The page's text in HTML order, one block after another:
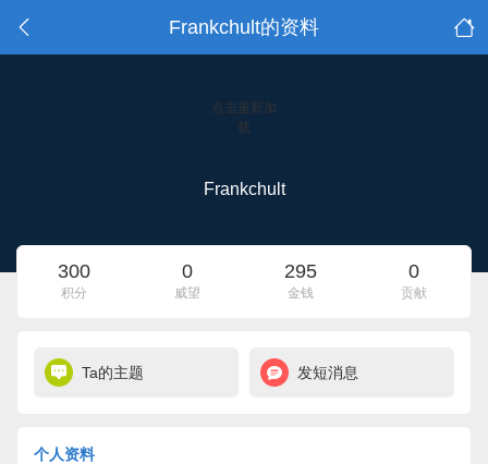
Frankchult的资料
点击重新加
载
Frankchult
300
积分
0
威望
295
金钱
0
贡献
Ta的主题 发短消息
个人资料